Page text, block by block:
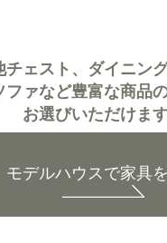
チェスト、ダイニング
ファなど豊富な商品
お選びいただけます
モデルハウスで家具